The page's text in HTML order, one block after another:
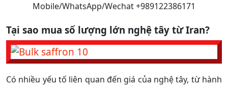
Mobile/WhatsApp/Wechat +989122386171
Tại sao mua số lượng lớn nghệ tây từ Iran?
Có nhiều yếu tố liên quan đến giá của nghệ tây, từ hành